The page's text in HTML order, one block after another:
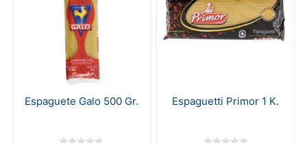
Espaguete Galo 500 Gr. Espaguetti Primor 1 K.